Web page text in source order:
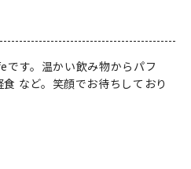
す。温かい飲み物からパフ
など。笑顔でお待ちしており